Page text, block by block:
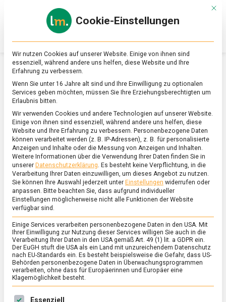
Online-
Magazin
zu
&
Ernährung
SCHLAGWORT:WEIHNACHTSLEBENSMITTEL
ERNÄHRUNG & GESUNDHEIT /FEATURED/KULTUR
Weihnachtsfisch Karpfen: Der (zu
Unrecht) ungeliebte Klassiker
23. Dezember 2020
Mit
Cookie-Einstellungen
Wir nutzen Cookies auf unserer Website. Einige von ihnen sind
essenziell, während andere uns helfen, diese Website und Ihre
Erfahrung zu verbessern.
Wenn Sie unter 16 Jahre alt sind und Ihre Einwilligung zu optionalen
Services geben möchten, müssen Sie Ihre Erziehungsberechtigten um
Erlaubnis bitten.
Wir verwenden Cookies und andere Technologien auf unserer Website.
Einige von ihnen sind essenziell, während andere uns helfen, diese
Website und Ihre Erfahrung zu verbessern. Personenbezogene Daten
können verarbeitet werden (z. B. IP-Adressen), z. B. für personalisierte
Anzeigen und Inhalte oder die Messung von Anzeigen und Inhalten.
Weitere Informationen über die Verwendung Ihrer Daten finden Sie in
unserer Datenschutzerklärung. Es besteht keine Verpflichtung, in die
Verarbeitung Ihrer Daten einzuwilligen, um dieses Angebot zu nutzen.
Sie können Ihre Auswahl jederzeit unter Einstellungen widerrufen oder
anpassen. Bitte beachten Sie, dass aufgrund individueller
Einstellungen möglicherweise nicht alle Funktionen der Website
verfügbar sind.
Einige Services verarbeiten personenbezogene Daten in den USA. Mit
Ihrer Einwilligung zur Nutzung dieser Services willigen Sie auch in die
Verarbeitung Ihrer Daten in den USA gemäß Art. 49 (1) lit. a GDPR ein.
Der EuGH stuft die USA als ein Land mit unzureichendem Datenschutz
nach EU-Standards ein. Es besteht beispielsweise die Gefahr, dass US-
Behörden personenbezogene Daten in Überwachungsprogrammen
verarbeiten, ohne dass für Europäerinnen und Europäer eine
Klagemöglichkeit besteht.
Es folgt eine Liste der Service-Gruppen, für die eine
Essenziell